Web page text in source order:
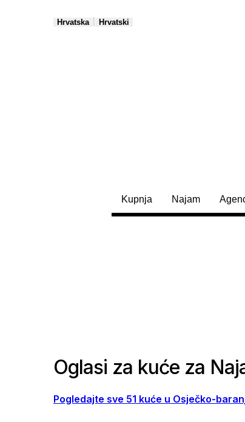
Hrvatska Hrvatski
Kupnja Najam
Oglasi za kuće za
Pogledajte sve 51 kuće u Osječko-